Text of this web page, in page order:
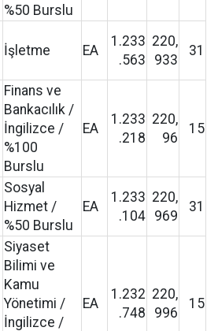
%50 Burslu
İşletme EA
1.233
.563
220,
933
31
Finans ve
Bankacılık /
İngilizce /
%100
Burslu
EA
1.233
.218
220,
96
15
Sosyal
Hizmet /
%50 Burslu
EA
1.233
.104
220,
969
31
Siyaset
Bilimi ve
Kamu
Yönetimi /
İngilizce /
EA
1.232
.748
220,
996
15